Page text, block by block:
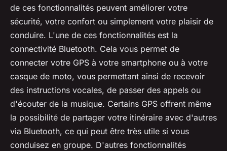
de ces fonctionnalités peuvent améliorer votre
sécurité, votre confort ou simplement votre plaisir de
conduire. L'une de ces fonctionnalités est la
connectivité Bluetooth. Cela vous permet de
connecter votre GPS à votre smartphone ou à votre
casque de moto, vous permettant ainsi de recevoir
des instructions vocales, de passer des appels ou
d'écouter de la musique. Certains GPS offrent même
la possibilité de partager votre itinéraire avec d'autres
via Bluetooth, ce qui peut être très utile si vous
conduisez en groupe. D'autres fonctionnalités